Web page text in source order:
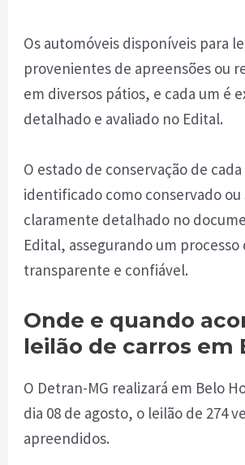
Os automóveis disponíveis para
provenientes de apreensões ou
em diversos pátios, e cada um é
detalhado e avaliado no Edital.
O estado de conservação de
identificado como conservado ou
claramente detalhado no
Edital, assegurando um processo
transparente e confiável.
Onde e quando
leilão de carros em
O Detran-MG realizará em Belo
dia 08 de agosto, o leilão de 274
apreendidos.